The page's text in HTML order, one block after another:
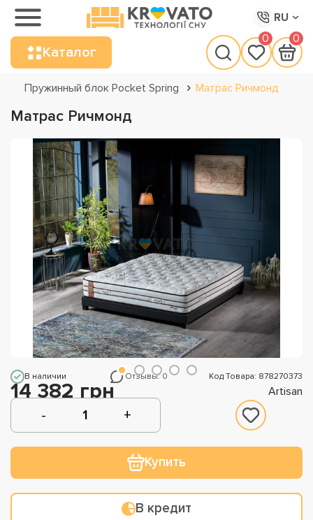
RU
Каталог
0 0
Пружинный блок Pocket Spring Матрас Ричмонд
Матрас Ричмонд
В наличии Отзывы: 0 Код Товара: 878270373
14 382 грн Artisan
Купить
В кредит